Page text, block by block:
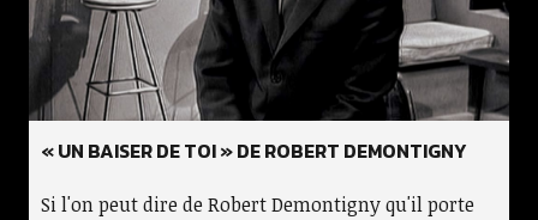
« UN BAISER DE TOI » DE ROBERT DEMONTIGNY
Si l'on peut dire de Robert Demontigny qu'il porte